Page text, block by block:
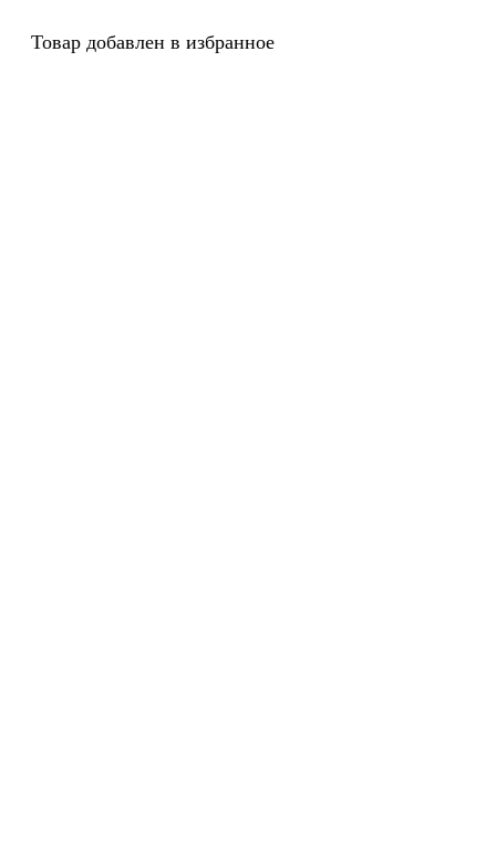
Товар добавлен в избранное